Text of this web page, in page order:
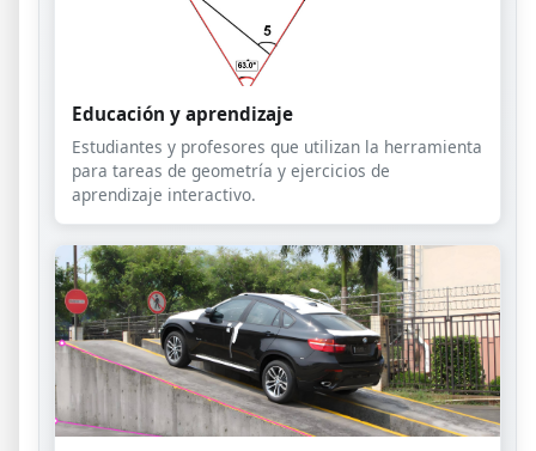
Educación y aprendizaje
Estudiantes y profesores que utilizan la herramienta
para tareas de geometría y ejercicios de
aprendizaje interactivo.